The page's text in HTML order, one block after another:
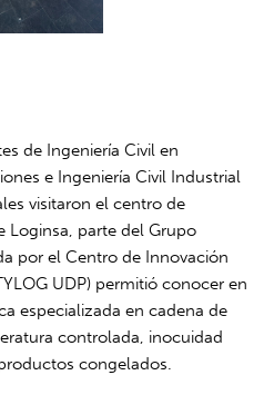
de Ingeniería Civil en
e Ingeniería Civil Industrial
visitaron el centro de
Loginsa, parte del Grupo
por el Centro de Innovación
UDP) permitió conocer en
especializada en cadena de
controlada, inocuidad
congelados.